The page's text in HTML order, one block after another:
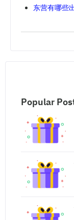
东营有哪些
Popular